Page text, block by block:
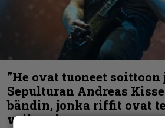
”He ovat tuoneet
Sepulturan Andreas
bändin, jonka riffit ovat
vaikutuksen